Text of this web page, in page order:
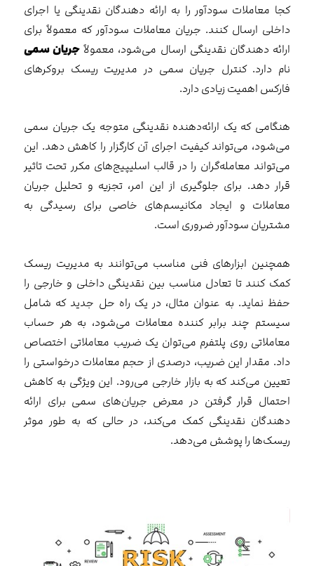
کجا معاملات سودآور را به ارائه دهندگان نقدینگی یا اجرای
داخلی ارسال کنند. جریان معاملات سودآور که معمولاً برای
ارائه دهندگان نقدینگی ارسال می‌شود، معمولاً جریان سمی
نام دارد. کنترل جریان سمی در مدیریت ریسک بروکرهای
فارکس اهمیت زیادی دارد.
هنگامی‌ که یک ارائه‌دهنده نقدینگی متوجه یک جریان سمی
‌می‌شود، می‌تواند کیفیت اجرای آن کارگزار را کاهش دهد. این
می‌تواند معامله‌گران را در قالب اسلیپیج‌های مکرر تحت تاثیر
قرار دهد. برای جلوگیری از این امر، تجزیه و تحلیل جریان
معاملات و ایجاد مکانیسم‌های خاصی برای رسیدگی به
مشتریان سودآور ضروری است.
همچنین ابزارهای فنی مناسب می‌توانند به مدیریت ریسک
کمک کنند تا تعادل مناسب بین نقدینگی داخلی و خارجی را
حفظ نماید. به عنوان مثال، در یک راه حل جدید که شامل
سیستم چند برابر کننده معاملات می‌شود، به هر حساب
معاملاتی روی پلتفرم می‌توان یک ضریب معاملاتی اختصاص
داد. مقدار این ضریب، درصدی از حجم معاملات درخواستی را
تعیین می‌کند که به بازار خارجی می‌رود. این ویژگی به کاهش
احتمال قرار گرفتن در معرض جریان‌های سمی ‌برای ارائه
دهندگان نقدینگی کمک می‌کند، در حالی که به طور موثر
ریسک‌ها را پوشش می‌دهد.